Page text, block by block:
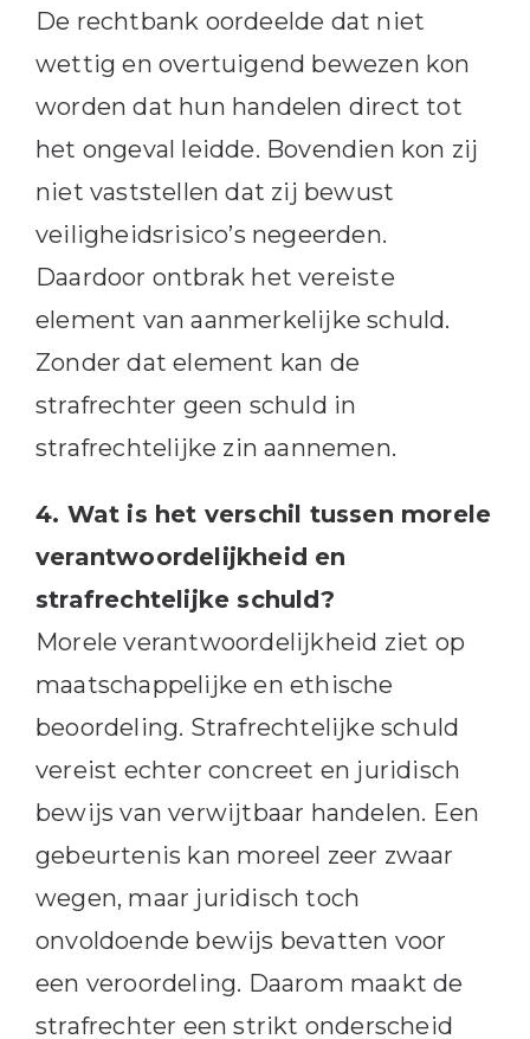
De rechtbank oordeelde dat niet
wettig en overtuigend bewezen kon
worden dat hun handelen direct tot
het ongeval leidde. Bovendien kon zij
niet vaststellen dat zij bewust
veiligheidsrisico’s negeerden.
Daardoor ontbrak het vereiste
element van aanmerkelijke schuld.
Zonder dat element kan de
strafrechter geen schuld in
strafrechtelijke zin aannemen.
4. Wat is het verschil tussen morele
verantwoordelijkheid en
strafrechtelijke schuld?
Morele verantwoordelijkheid ziet op
maatschappelijke en ethische
beoordeling. Strafrechtelijke schuld
vereist echter concreet en juridisch
bewijs van verwijtbaar handelen. Een
gebeurtenis kan moreel zeer zwaar
wegen, maar juridisch toch
onvoldoende bewijs bevatten voor
een veroordeling. Daarom maakt de
strafrechter een strikt onderscheid